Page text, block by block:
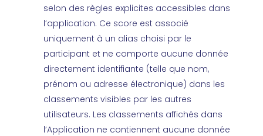
selon des règles explicites accessibles dans
l’application. Ce score est associé
uniquement à un alias choisi par le
participant et ne comporte aucune donnée
directement identifiante (telle que nom,
prénom ou adresse électronique) dans les
classements visibles par les autres
utilisateurs. Les classements affichés dans
l’Application ne contiennent aucune donnée